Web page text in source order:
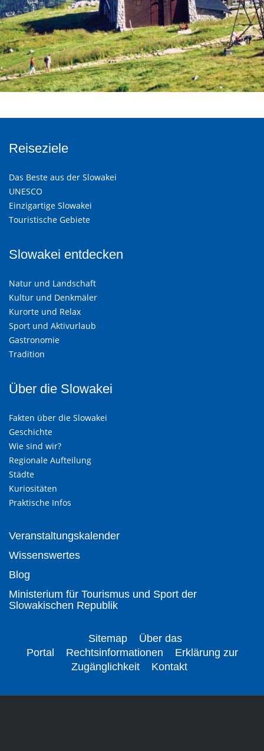
Reiseziele
Das Beste aus der Slowakei
UNESCO
Einzigartige Slowakei
Touristische Gebiete
Slowakei entdecken
Natur und Landschaft
Kultur und Denkmäler
Kurorte und Relax
Sport und Aktivurlaub
Gastronomie
Tradition
Über die Slowakei
Fakten über die Slowakei
Geschichte
Wie sind wir?
Regionale Aufteilung
Städte
Kuriositäten
Praktische Infos
Veranstaltungskalender
Wissenswertes
Blog
Ministerium für Tourismus und Sport der
Slowakischen Republik
Sitemap
Über das
Portal
Rechtsinformationen
Erklärung zur
Zugänglichkeit
Kontakt